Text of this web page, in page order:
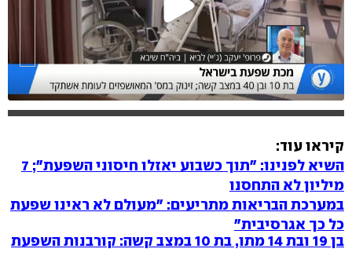
קיראו עוד:
השיא לפנינו: "תוך כשבוע יאזלו חיסוני השפעת"; 7
מיליון לא התחסנו
במערכת הבריאות מתריעים: "מעולם לא ראינו שפעת
כל כך אגרסיבית"
בן 19 ובת 14 מתו, בת 10 במצב קשה: קורבנות השפעת